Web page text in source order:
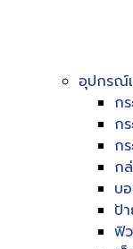
อุปกรณ์เ
ก
ก
ก
ก
บ
ป้
ฟิ